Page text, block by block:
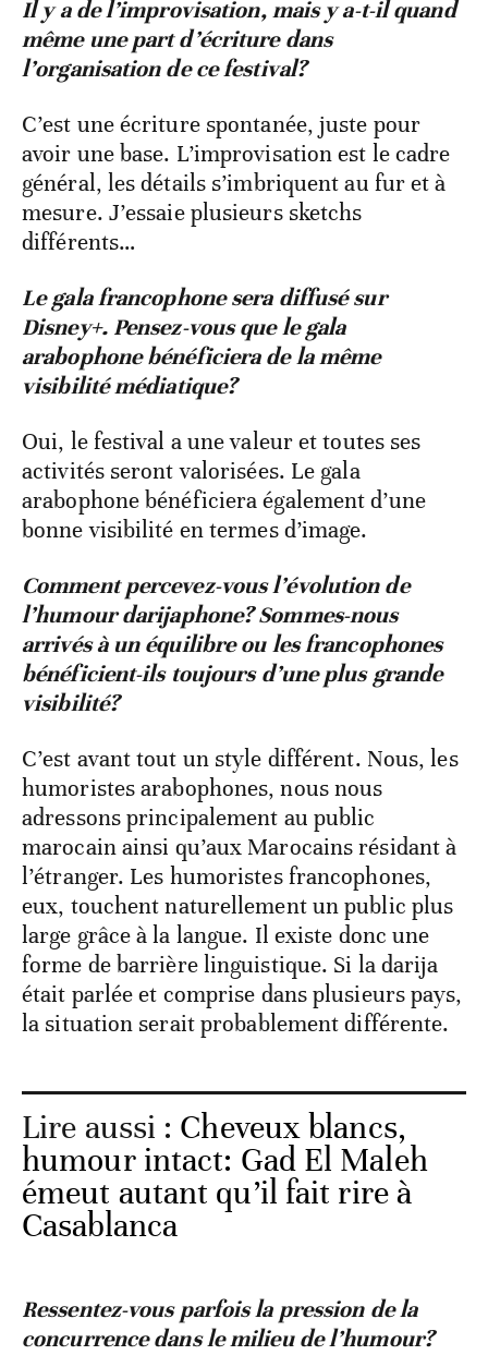
Il y a de l’improvisation, mais y a-t-il quand
même une part d’écriture dans
l’organisation de ce festival?
C’est une écriture spontanée, juste pour
avoir une base. L’improvisation est le cadre
général, les détails s’imbriquent au fur et à
mesure. J’essaie plusieurs sketchs
différents…
Le gala francophone sera diffusé sur
Disney+. Pensez-vous que le gala
arabophone bénéficiera de la même
visibilité médiatique?
Oui, le festival a une valeur et toutes ses
activités seront valorisées. Le gala
arabophone bénéficiera également d’une
bonne visibilité en termes d’image.
Comment percevez-vous l’évolution de
l’humour darijaphone? Sommes-nous
arrivés à un équilibre ou les francophones
bénéficient-ils toujours d’une plus grande
visibilité?
C’est avant tout un style différent. Nous, les
humoristes arabophones, nous nous
adressons principalement au public
marocain ainsi qu’aux Marocains résidant à
l’étranger. Les humoristes francophones,
eux, touchent naturellement un public plus
large grâce à la langue. Il existe donc une
forme de barrière linguistique. Si la darija
était parlée et comprise dans plusieurs pays,
la situation serait probablement différente.
Lire aussi : Cheveux blancs,
humour intact: Gad El Maleh
émeut autant qu’il fait rire à
Casablanca
Ressentez-vous parfois la pression de la
concurrence dans le milieu de l’humour?